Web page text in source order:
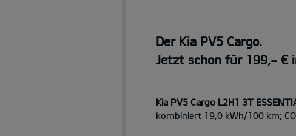
Der Kia PV5 Cargo.
Jetzt schon für 199,- €
Kia PV5 Cargo L2H1 3T
kombiniert 19,0 kWh/100 km; CO